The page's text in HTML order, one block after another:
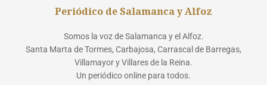
Periódico de Salamanca y Alfoz
Somos la voz de Salamanca y el Alfoz.
Santa Marta de Tormes, Carbajosa, Carrascal de Barregas,
Villamayor y Villares de la Reina.
Un periódico online para todos.